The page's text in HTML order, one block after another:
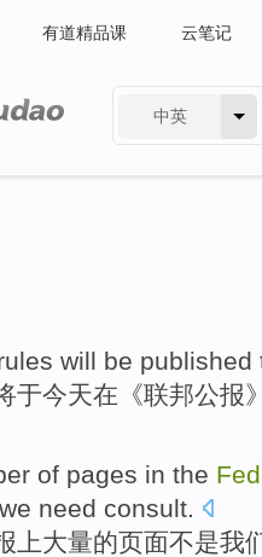
有道精品课 云笔记
中英
will be published
于今天在 《联邦公报
of pages in the
we need consult.
上大量的页面不是我